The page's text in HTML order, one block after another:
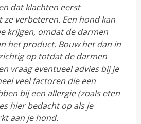
dat klachten eerst
verbeteren. Een hond kan
krijgen, omdat de darmen
het product. Bouw het dan in
op totdat de darmen
vraag eventueel advies bij je
veel factoren die een
bij een allergie (zoals eten
hier bedacht op als je
aan je hond.